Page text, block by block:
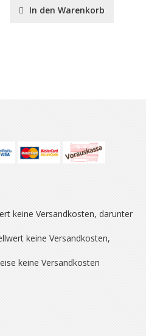
In den Warenkorb
keine Versandkosten, darunter
keine Versandkosten,
keine Versandkosten